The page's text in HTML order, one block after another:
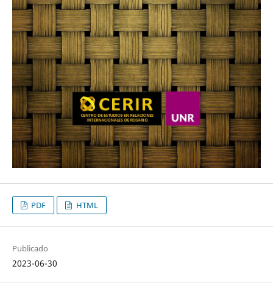
PDF HTML
Publicado
2023-06-30